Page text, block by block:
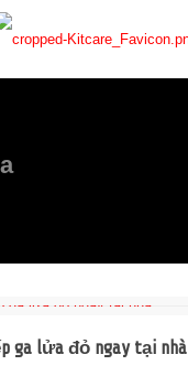
ga lửa đỏ ngay tại nhà